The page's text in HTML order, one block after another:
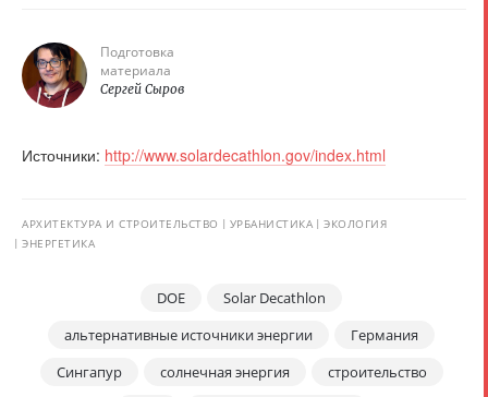
Подготовка
материала
Сергей Сыров
Источники: http://www.solardecathlon.gov/index.html
АРХИТЕКТУРА И СТРОИТЕЛЬСТВО УРБАНИСТИКА
ЭКОЛОГИЯ
ЭНЕРГЕТИКА
DOE
Solar Decathlon
альтернативные источники энергии
Германия
Сингапур
солнечная энергия
строительство